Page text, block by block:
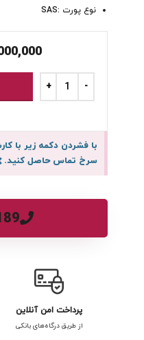
نوع پورت :SAS
با فشردن دکمه زیر با
سرخ تماس حاصل کنید.
پرداخت امن آنلاین
از طریق درگاه‌های بانکی